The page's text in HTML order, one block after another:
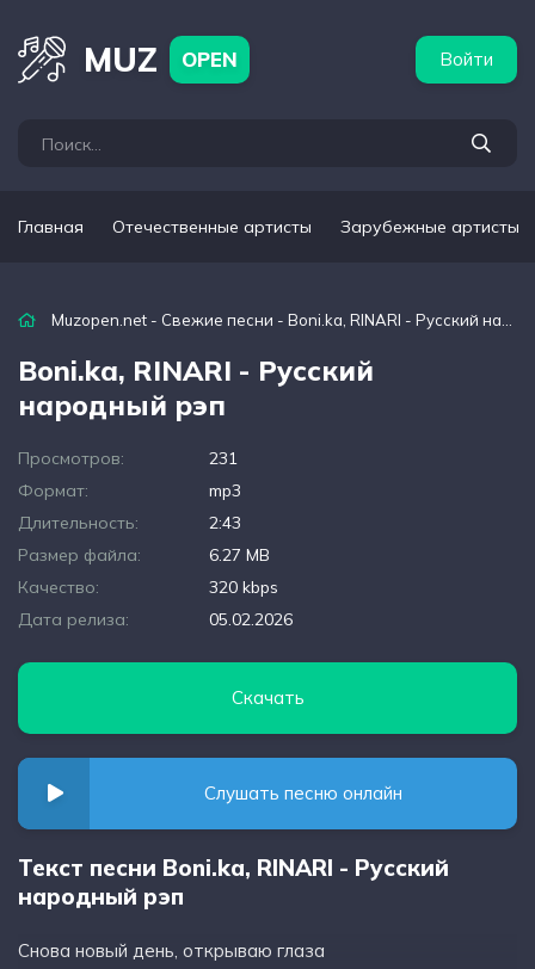
MUZ OPEN Войти
Главная Отечественные артисты Зарубежные артисты
Muzopen.net - Свежие песни - Boni.ka, RINARI - Русский народный рэп
Boni.ka, RINARI - Русский
народный рэп
Просмотров:
231
Формат:
mp3
Длительность:
2:43
Размер файла:
6.27 MB
Качество:
320 kbps
Дата релиза:
05.02.2026
Скачать
Слушать песню онлайн
Текст песни Boni.ka, RINARI - Русский
народный рэп
Снова новый день, открываю глаза
артисты Популярные подборки